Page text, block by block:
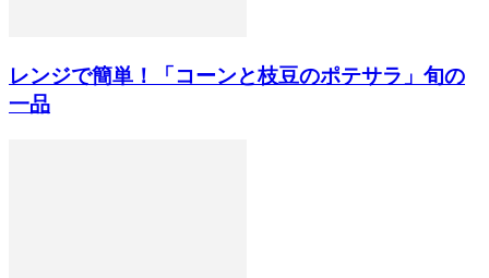
レンジで簡単！「コーンと枝豆のポテサラ」旬の
一品